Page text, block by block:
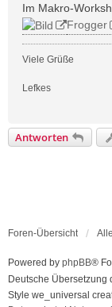
Im Makro-
Frogger
Viele Grüße
Lefkes
Antworten
Foren-Übersicht
Powered by phpBB®
Deutsche Übersetzung
Style we_universal